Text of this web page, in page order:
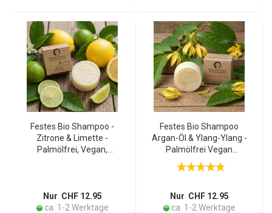
Festes Bio Shampoo -
Zitrone & Limette -
Palmölfrei, Vegan,
Haartypen
Nur CHF 12.95
ca. 1-2 Werktage
Festes Bio Shampoo
Argan-Öl & Ylang-Ylang -
Palmölfrei Vegan
Handgefertigt - 60g - Für
alle Haartypen - COSMOS
Nur CHF 12.95
ca. 1-2 Werktage